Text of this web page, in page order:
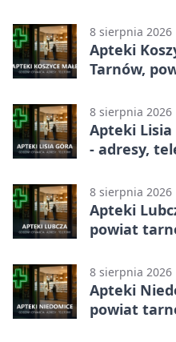
8 sierpnia 2026
Apteki
Tarnów,
8 sierpnia 2026
Apteki
- adresy,
8 sierpnia 2026
Apteki
powiat
8 sierpnia 2026
Apteki
powiat